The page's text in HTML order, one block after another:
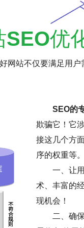
SEO优
网站不仅要满足用户
SEO的
欺骗它！它
接这几个方
序的权重等。
一、让
术、丰富的
现机会！
二、确